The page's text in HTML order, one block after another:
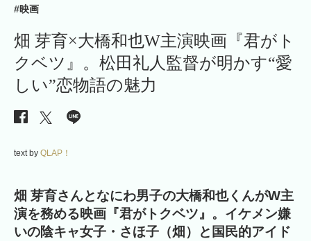
#映画
畑 芽育×大橋和也W主演映画『君がト
クベツ』。松田礼人監督が明かす“愛
しい”恋物語の魅力
text by QLAP！
畑 芽育さんとなにわ男子の大橋和也くんがW主
演を務める映画 『君がトクベツ』。イケメン嫌
いの陰キャ女子・さほ子（畑）と国民的アイド